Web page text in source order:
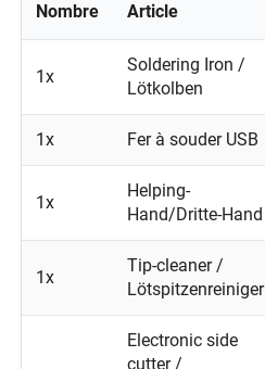
Nombre Article
1x
Soldering Iron /
Lötkolben
1x Fer à souder USB
1x
Helping-
Hand/Dritte-Hand
1x
Tip-cleaner /
Lötspitzenreiniger
Electronic side
cutter /